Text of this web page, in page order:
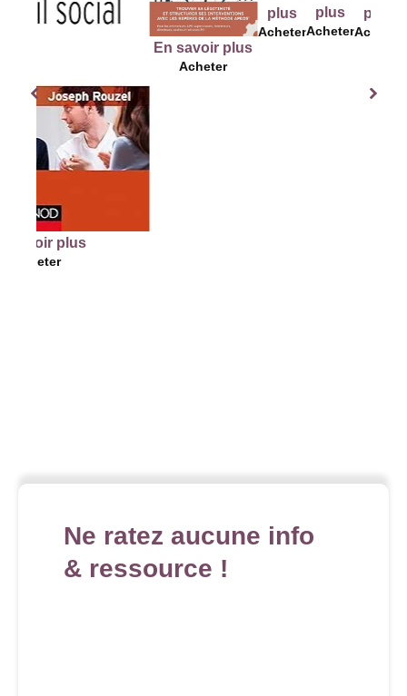
En savoir plus
plus
Acheter
plus
Acheter
plus
Acheter
Acheter
Ne ratez aucune info
& ressource !